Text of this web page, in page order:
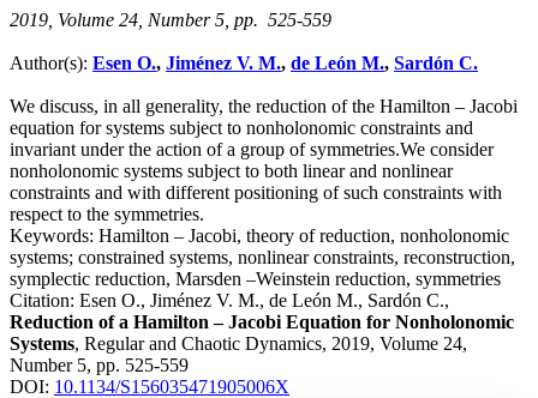
2019, Volume 24, Number 5, pp. 525-559
Author(s): Esen O., Jiménez V. M., de León M., Sardón C.
We discuss, in all generality, the reduction of the Hamilton – Jacobi
equation for systems subject to nonholonomic constraints and
invariant under the action of a group of symmetries.We consider
nonholonomic systems subject to both linear and nonlinear
constraints and with different positioning of such constraints with
respect to the symmetries.
Keywords: Hamilton – Jacobi, theory of reduction, nonholonomic
systems; constrained systems, nonlinear constraints, reconstruction,
symplectic reduction, Marsden –Weinstein reduction, symmetries
Citation: Esen O., Jiménez V. M., de León M., Sardón C.,
Reduction of a Hamilton – Jacobi Equation for Nonholonomic
Systems, Regular and Chaotic Dynamics, 2019, Volume 24,
Number 5, pp. 525-559
DOI: 10.1134/S156035471905006X